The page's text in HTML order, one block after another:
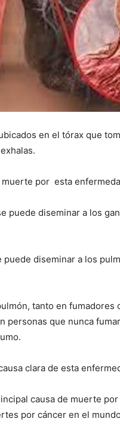
en el tórax que
por esta
puede diseminar a los
diseminar a los
tanto en fumadores
que nunca
clara de esta
causa de muerte
por cáncer en el